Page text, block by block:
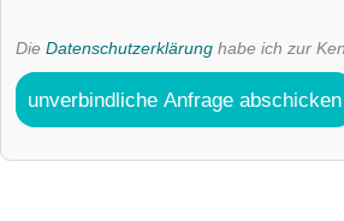
Die Datenschutzerklärung habe ich zur
unverbindliche Anfrage abschicken